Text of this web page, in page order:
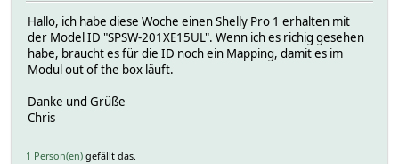
Hallo, ich habe diese Woche einen Shelly Pro 1 erhalten mit
der Model ID "SPSW-201XE15UL". Wenn ich es richig gesehen
habe, braucht es für die ID noch ein Mapping, damit es im
Modul out of the box läuft.
Danke und Grüße
Chris
1 Person(en) gefällt das.